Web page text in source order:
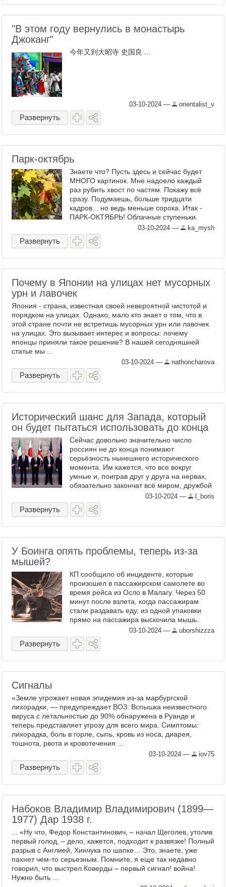
"В этом году вернулись в монастырь
Джоканг"
今年又到大昭寺 史国良 ...
03-10-2024 — orientalist_v
Развернуть
Парк-октябрь
Знаете что? Пусть здесь и сейчас будет
МНОГО картинок. Мне надоело каждый
раз рубить хвост по частям. Покажу всё
сразу. Подумаешь, больше тридцати
кадров... но ведь меньше сорока. Итак -
ПАРК-ОКТЯБРЬ! Облачные ступеньки.
Лиственницы. Сакура. ...03-10-2024 — ka_mysh
Развернуть
Почему в Японии на улицах нет мусорных
урн и лавочек
Япония - страна, известная своей невероятной чистотой и
порядком на улицах. Однако, мало кто знает о том, что в
этой стране почти не встретишь мусорных урн или лавочек
на улицах. Это вызывает интерес и вопросы: почему
японцы приняли такое решение? В нашей сегодняшней
статье мы ...
03-10-2024 — nathoncharova
Развернуть
Исторический шанс для Запада, который
он будет пытаться использовать до конца
Сейчас довольно значительно число
россиян не до конца понимают
серьёзность нынешнего исторического
момента. Им кажется, что все вокруг
умные и, поиграв друг у друга на нервах,
обязательно закончат всё миром, дружбой
и жвачкой. В вероятность третьей мировой
эти люди не верят. Всё их ...
03-10-2024 — l_boris
Развернуть
У Боинга опять проблемы, теперь из-за
мышей?
КП сообщило об инциденте, которые
произошел в пассажирском самолете во
время рейса из Осло в Малагу. Через 50
минут после взлета, когда пассажирам
стали раздавать еду, из одной упаковки
прямо на пассажира выскочила мышь.
Узнавший об этом капитан сообщил, что по
соображениям ...
03-10-2024 — uborshizzza
Развернуть
Сигналы
«Земле угрожает новая эпидемия из-за марбургской
лихорадки, — предупреждает ВОЗ. Вспышка неизвестного
вируса с летальностью до 90% обнаружена в Руанде и
теперь представляет угрозу для всего мира. Симптомы:
лихорадка, боль в горле, сыпь, кровь из носа, диарея,
тошнота, рвота и кровотечения ...
03-10-2024 — iov75
Развернуть
Набоков Владимир Владимирович (1899—
1977) Дар 1938 г.
... «Ну что, Федор Константинович, – начал Щеголев, утолив
первый голод, – дело, кажется, подходит к развязке! Полный
разрыв с Англией, Хинчука по шапке… Это, знаете, уже
пахнет чем-то серьезным. Помните, я еще так недавно
говорил, что выстрел Коверды – первый сигнал! война!
Нужно быть ...